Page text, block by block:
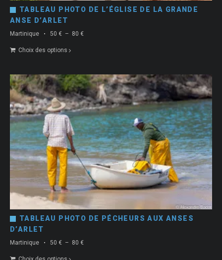
TABLEAU PHOTO DE L’ÉGLISE DE LA GRANDE
ANSE D’ARLET
Martinique
Choix des options
50 € – 80 €Plage
80 €
TABLEAU PHOTO DE PÉCHEURS AUX ANSES
D’ARLET
Martinique 50 € – 80 €Plage